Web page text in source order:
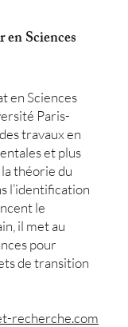
Sciences
en Sciences
Paris-
travaux en
et plus
théorie du
l’identification
le
il met au
pour
de transition
recherche.com